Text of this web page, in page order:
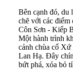
Bên cạnh đó, du
chẽ với các
Côn Sơn - Kiếp
Một hành trình
cảnh chùa cổ
Lan Hạ. Đây
bứt phá, xóa bỏ